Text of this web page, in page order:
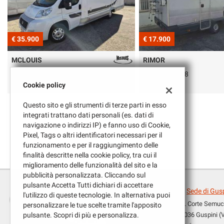
€ 17.900
RIMOR
€ 18.500
MCLOUIS
Sede di
Z.I. Corte
09036 Guspini
Cookie policy
Questo sito e gli strumenti di terze parti in esso
integrati trattano dati personali (es. dati di
navigazione o indirizzi IP) e fanno uso di Cookie,
Pixel, Tags o altri identificatori necessari per il
funzionamento e per il raggiungimento delle
finalità descritte nella cookie policy, tra cui il
miglioramento delle funzionalità del sito e la
pubblicità personalizzata. Cliccando sul
pulsante Accetta Tutti dichiari di accettare
l'utilizzo di queste tecnologie. In alternativa puoi
personalizzare le tue scelte tramite l'apposito
pulsante. Scopri di più e personalizza.
tracciamento
che
adottiamo
per
offrire
le
funzionalità
svolgere
attività
seguito
descritte.
ottenere
maggiori
informazioni
sull'utilità
funzionamento
Leggi
la